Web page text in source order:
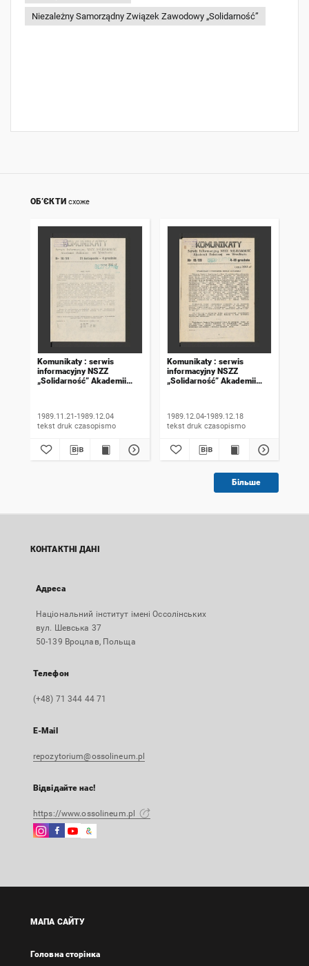
Niezależny Samorządny Związek Zawodowy „Solidarność”
ОБ’ЄКТИ схоже
Komunikaty : serwis
informacyjny NSZZ
„Solidarność” Akademii
1989.11.21-1989.12.04
tekst druk czasopismo
Komunikaty : serwis
informacyjny NSZZ
„Solidarność” Akademii
1989.12.04-1989.12.18
tekst druk czasopismo
Більше
КОНТАКТНІ ДАНІ
Адреса
Національний інститут імені Оссолінських
вул. Шевська 37
50-139 Вроцлав, Польща
Телефон
(+48) 71 344 44 71
E-Mail
repozytorium@ossolineum.pl
Відвідайте нас!
https://www.ossolineum.pl
Instagram
в
Facebook
в
Instagram
в
Google
Зовнішнє
в
вкладці
МАПА САЙТУ
Головна сторінка